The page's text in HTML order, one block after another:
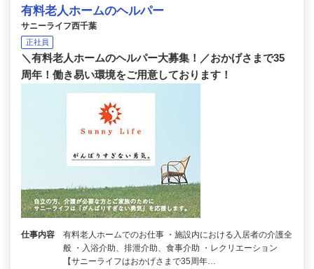
有料老人ホームのヘルパー
サニーライフ西千葉
正社員
＼有料老人ホームのヘルパー大募集！／おかげさまで35
周年！働き易い環境をご用意しております！
仕事内容
有料老人ホームでのお仕事 ・施設内における入居者の介護全
般 ・入浴介助、排泄介助、食事介助 ・レクリエーション
【サニーライフはおかげさまで35周年…